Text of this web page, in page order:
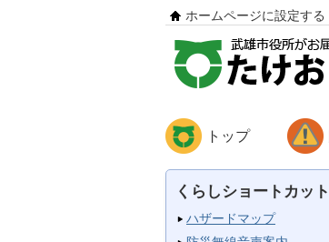
ホームページに設定する
トップ
くらしショートカット
ハザードマップ